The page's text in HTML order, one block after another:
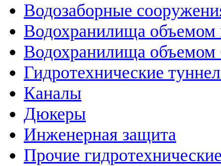
Водозаборные
Водохранилища
Водохранилища объемом
Гидротехнические
Каналы
Дюкеры
Инженерная защита
Прочие